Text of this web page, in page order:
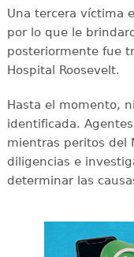
Una tercera víctima
por lo que le
posteriormente fue
Hospital Roosevelt.
Hasta el momento,
identificada.
mientras peritos del
diligencias e
determinar las